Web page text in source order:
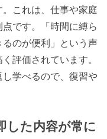
これは、仕事や家庭
です。「時間に縛ら
のが便利」という声
評価されています。
学べるので、復習や
した内容が常に